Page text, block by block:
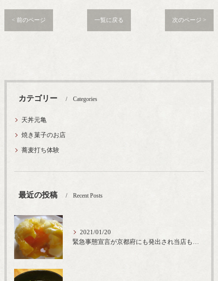
< 前のページ 一覧に戻る 次のページ >
カテゴリー Categories
天丼元亀
焼き菓子のお店
蕎麦打ち体験
最近の投稿 Recent Posts
2021/01/20